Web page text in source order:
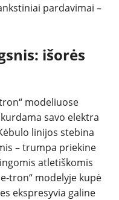
pardavimai –
išorės
modeliuose
savo elektra
linijos stebina
– trumpa priekine
atletiškomis
tron“ modelyje kupė
ekspresyvia galine